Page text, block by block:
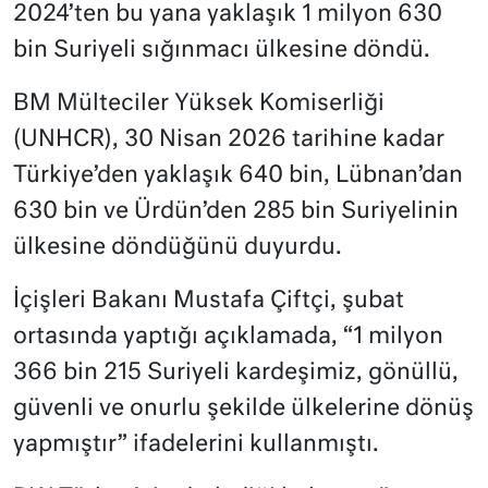
2024’ten bu yana yaklaşık 1 milyon 630
bin Suriyeli sığınmacı ülkesine döndü.
BM Mülteciler Yüksek Komiserliği
(UNHCR), 30 Nisan 2026 tarihine kadar
Türkiye’den yaklaşık 640 bin, Lübnan’dan
630 bin ve Ürdün’den 285 bin Suriyelinin
ülkesine döndüğünü duyurdu.
İçişleri Bakanı Mustafa Çiftçi, şubat
ortasında yaptığı açıklamada, “1 milyon
366 bin 215 Suriyeli kardeşimiz, gönüllü,
güvenli ve onurlu şekilde ülkelerine dönüş
yapmıştır” ifadelerini kullanmıştı.